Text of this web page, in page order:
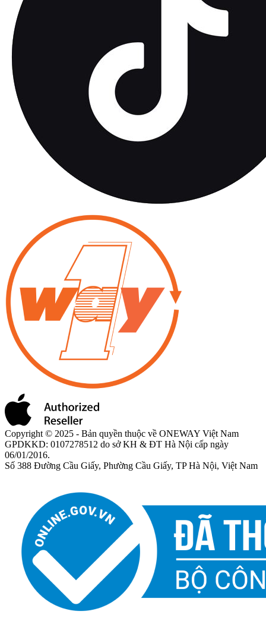
Copyright © 2025 - Bản quyền thuộc về ONEWAY Việt Nam
GPDKKD: 0107278512 do sở KH & ĐT Hà Nội cấp ngày
06/01/2016.
Số 388 Đường Cầu Giấy, Phường Cầu Giấy, TP Hà Nội, Việt Nam